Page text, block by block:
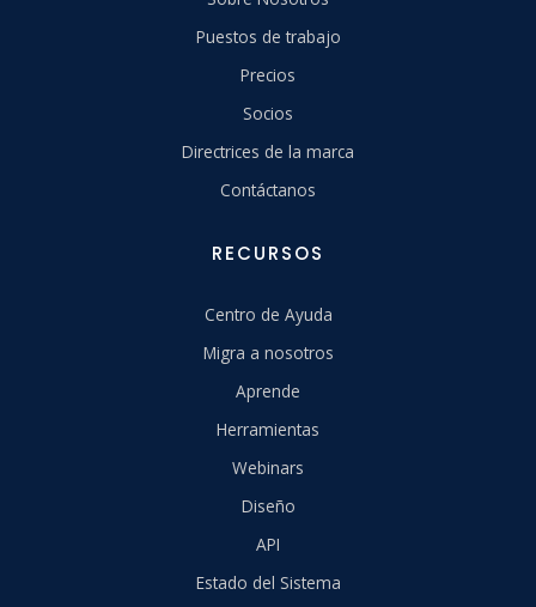
Puestos de trabajo
Precios
Socios
Directrices de la marca
Contáctanos
RECURSOS
Centro de Ayuda
Migra a nosotros
Aprende
Herramientas
Webinars
Diseño
API
Estado del Sistema